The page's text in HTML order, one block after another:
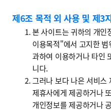
제6조 목적 외 사용 및 제3
본 사이트는 귀하의 개인
이용목적"에서 고지한
과하여 이용하거나 타인
니다.
그러나 보다 나은 서비스
제휴사에게 제공하거나
개인정보를 제공하거나